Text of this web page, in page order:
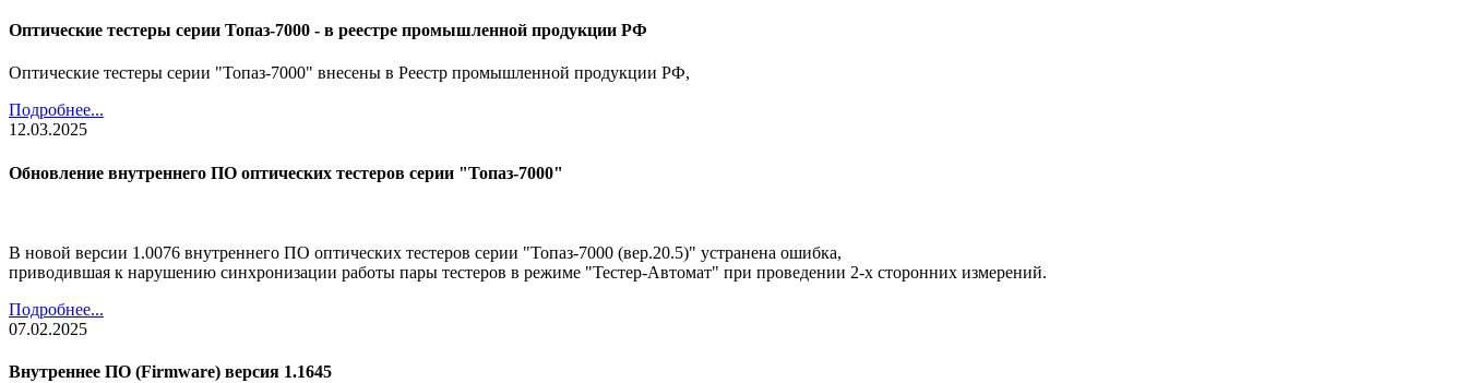
Оптические тестеры серии Топаз-7000 - в реестре промышленной продукции РФ
Оптические тестеры серии "Топаз-7000" внесены в Реестр промышленной продукции РФ,
Подробнее...
12.03.2025
Обновление внутреннего ПО оптических тестеров серии "Топаз-7000"
В новой версии 1.0076 внутреннего ПО оптических тестеров серии "Топаз-7000 (вер.20.5)" устранена ошибка,
приводившая к нарушению синхронизации работы пары тестеров в режиме "Тестер-Автомат" при проведении 2-х сторонних измерений.
Подробнее...
07.02.2025
Внутреннее ПО (Firmware) версия 1.1645